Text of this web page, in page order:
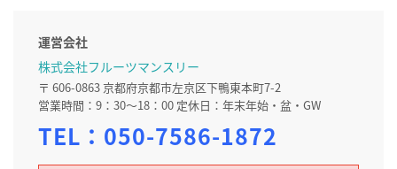
運営会社
株式会社フルーツマンスリー
〒 606-0863 京都府京都市左京区下鴨東本町7-2
営業時間：9：30～18：00 定休日：年末年始・盆・GW
TEL： 050-7586-1872